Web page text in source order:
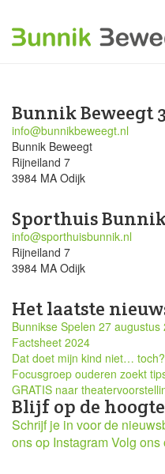
Bunnik Beweegt 3
info@bunnikbeweegt.nl
Bunnik Beweegt
Rijneiland 7
3984 MA Odijk
Sporthuis
info@sporthuisbunnik.nl
Rijneiland 7
3984 MA Odijk
Het laatste
Bunnikse Spelen 27 augustus
Factsheet 2024
Dat doet mijn kind niet… toch?
Focusgroep ouderen zoekt
GRATIS naar
Blijf op de hoogte
Schrijf je in voor de
ons op InstagramVolg ons